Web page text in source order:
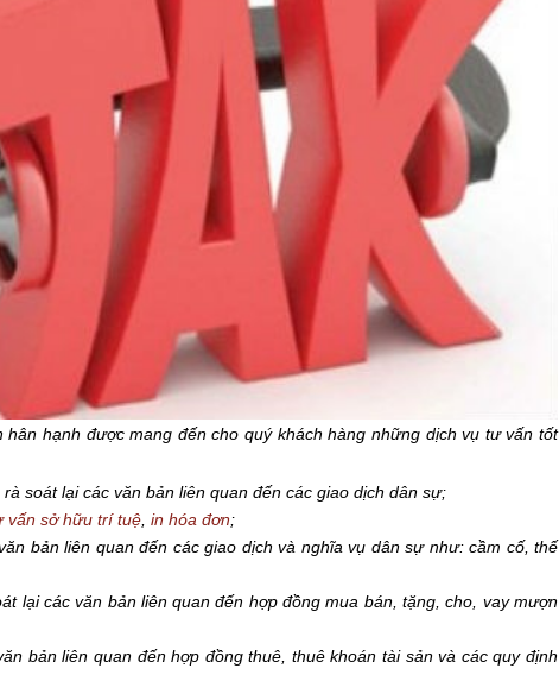
hạnh được mang đến cho quý khách hàng những dịch vụ tư vấn tốt
soát lại các văn bản liên quan đến các giao dịch dân sự;
vấn sở hữu trí tuệ, in hóa đơn;
bản liên quan đến các giao dịch và nghĩa vụ dân sự như: cầm cố, thế
các văn bản liên quan đến hợp đồng mua bán, tặng, cho, vay mượn
bản liên quan đến hợp đồng thuê, thuê khoán tài sản và các quy định